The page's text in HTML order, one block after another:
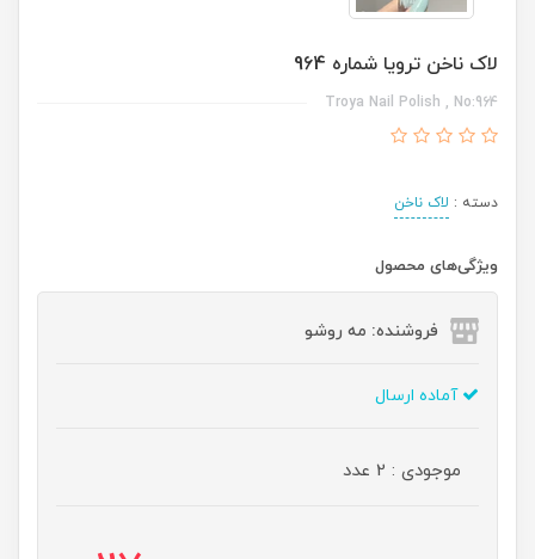
لاک ناخن ترویا شماره 964
Troya Nail Polish , No:964
دسته : لاک ناخن
ویژگی‌های محصول
فروشنده: مه رو‌شو
آماده ارسال
موجودی : 2 عدد